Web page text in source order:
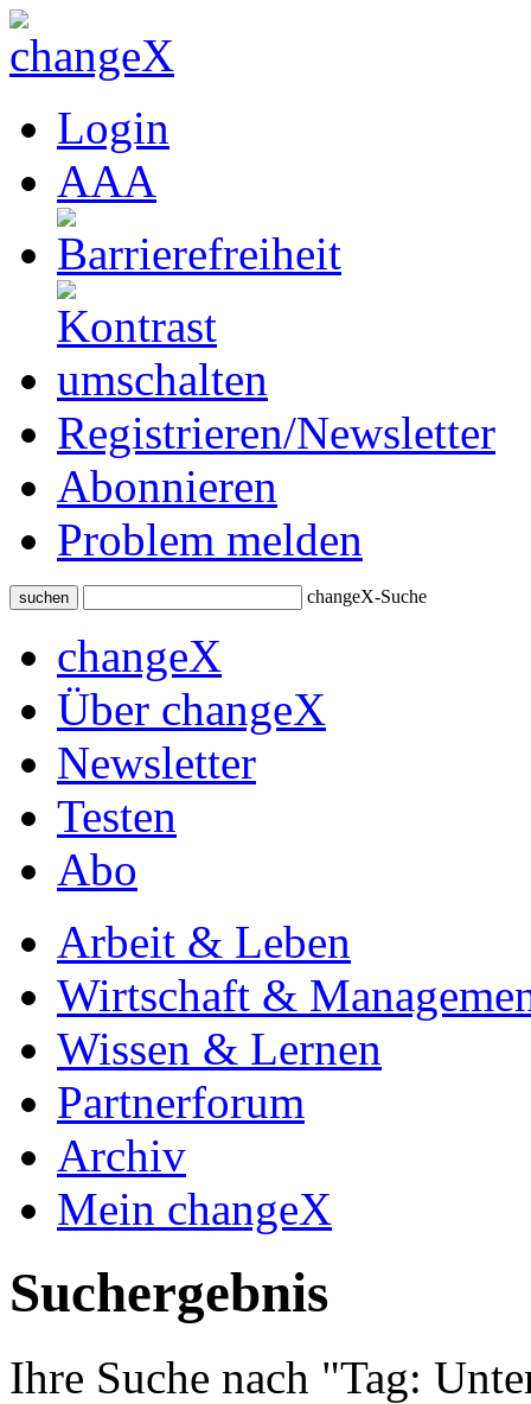
Login
AAA
Registrieren/Newsletter
Abonnieren
Problem melden
suchen changeX-Suche
changeX
Über changeX
Newsletter
Testen
Abo
Arbeit & Leben
Wirtschaft &
Wissen & Lernen
Partnerforum
Archiv
Mein changeX
Suchergebnis
Ihre Suche nach "Tag: